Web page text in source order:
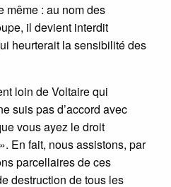
même : au nom des
il devient interdit
heurterait la sensibilité des
loin de Voltaire qui
suis pas d’accord avec
vous ayez le droit
En fait, nous assistons, par
parcellaires de ces
destruction de tous les